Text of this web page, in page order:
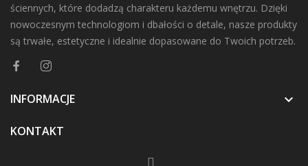
ściennych, które dodadzą charakteru każdemu wnętrzu. Dzięki
nowoczesnym technologiom i dbałości o detale, nasze produkty
są trwałe, estetyczne i idealnie dopasowane do Twoich potrzeb.
INFORMACJE 
KONTAKT